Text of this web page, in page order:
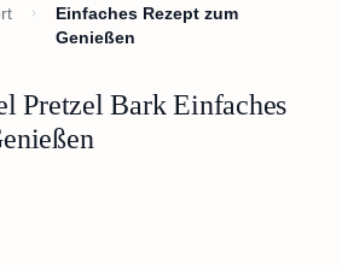
Einfaches Rezept zum
Genießen
Pretzel Bark Einfaches